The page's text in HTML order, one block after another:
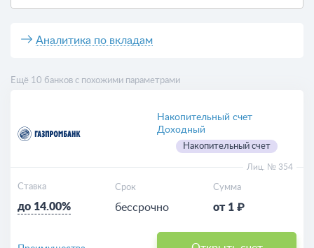
Аналитика по вкладам
Ещё 10 банков с похожими параметрами
Накопительный счет
Доходный
Накопительный счет
Лиц. № 354
Ставка
до 14.00%
Срок
бессрочно
Сумма
от 1 ₽